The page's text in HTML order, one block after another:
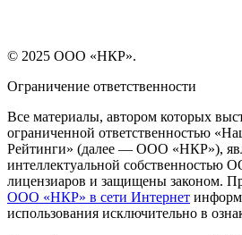
© 2025 ООО «НКР».
Ограничение ответственности
Все материалы, автором которых
ограниченной ответственностью
Рейтинги» (далее — ООО «НКР»),
интеллектуальной собственностью
лицензиаров и защищены законом.
ООО «НКР» в сети Интернет
использования исключительно в